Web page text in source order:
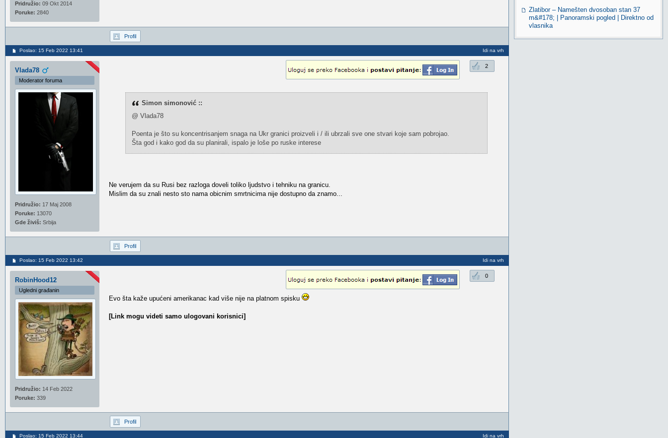
Pridružio: 09 Okt 2014
Poruke: 2840
Profil
Poslao: 15 Feb 2022 13:41 Idi na vrh
Vlada78
Moderator foruma
Pridružio: 17 Maj 2008
Poruke: 13070
Gde živiš: Srbija
2
Simon simonović ::
@ Vlada78
Poenta je što su koncentrisanjem snaga na Ukr granici proizveli i / ili ubrzali sve one stvari koje sam pobrojao.
Šta god i kako god da su planirali, ispalo je loše po ruske interese
Ne verujem da su Rusi bez razloga doveli toliko ljudstvo i tehniku na granicu.
Mislim da su znali nesto sto nama obicnim smrtnicima nije dostupno da znamo...
Profil
Poslao: 15 Feb 2022 13:42 Idi na vrh
RobinHood12
Ugledni građanin
Pridružio: 14 Feb 2022
Poruke: 339
0
Evo šta kaže upućeni amerikanac kad više nije na platnom spisku
[Link mogu videti samo ulogovani korisnici]
Profil
Poslao: 15 Feb 2022 13:44 Idi na vrh
Zlatibor – Namešten dvosoban stan 37
m&#178; | Panoramski pogled | Direktno od
vlasnika